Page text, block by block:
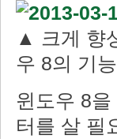
▲ 크게 향
우 8의 기
윈도우 8
터를 살 필